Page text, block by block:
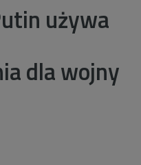
używa
dla wojny